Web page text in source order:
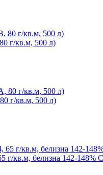
г/кв.м, 500 л)
г/кв.м, 500 л)
г/кв.м, белизна 142-148%